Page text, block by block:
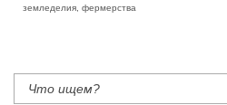
земледелия, фермерства